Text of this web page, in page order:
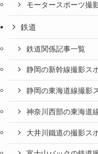
モータースポーツ撮
鉄道
鉄道関係記事一覧
静岡の新幹線撮影ス
静岡の東海道線撮影
神奈川西部の東海道
大井川鐵道の撮影ス